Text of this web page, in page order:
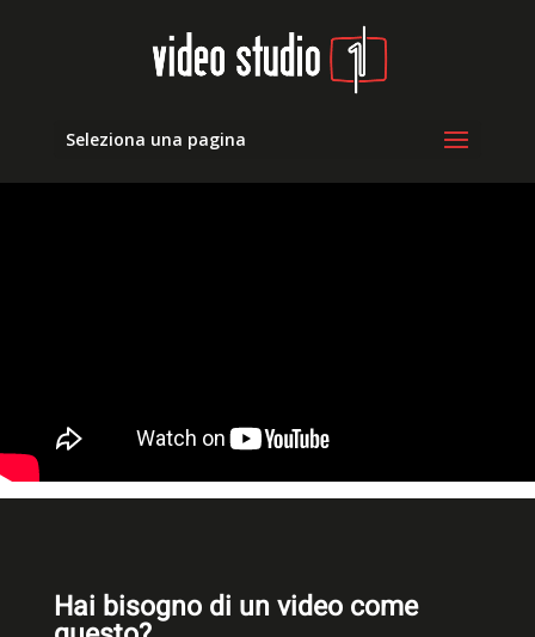
Seleziona una pagina
Hai bisogno di un video come